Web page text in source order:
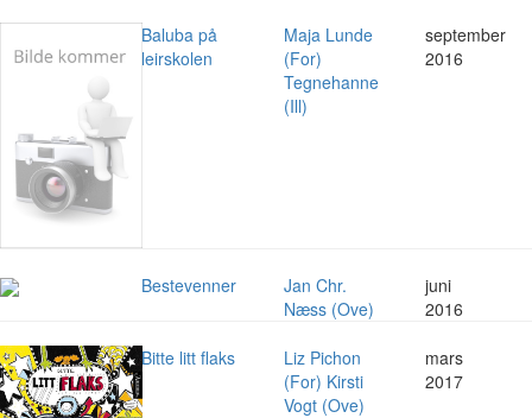
Baluba på
leirskolen
Maja Lunde
(For)
Tegnehanne
(Ill)
september
2016
Bestevenner
Jan Chr.
Næss (Ove)
juni
2016
Bitte litt flaks
Liz Pichon
(For) Kirsti
Vogt (Ove)
mars
2017